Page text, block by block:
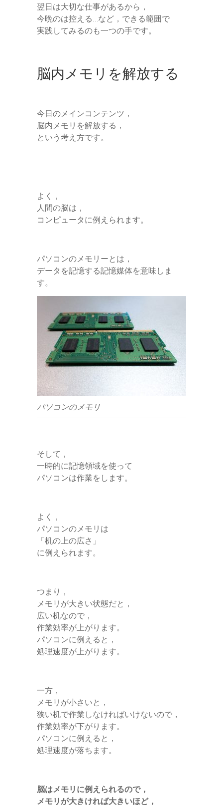
翌日は大切な仕事があるから，
今晩のは控える…など，できる範囲で
実践してみるのも一つの手です。
脳内メモリを解放する
今日のメインコンテンツ，
脳内メモリを解放する，
という考え方です。
よく，
人間の脳は，
コンピュータに例えられます。
パソコンのメモリーとは，
データを記憶する記憶媒体を意味しま
す。
パソコンのメモリ
そして，
一時的に記憶領域を使って
パソコンは作業をします。
よく，
パソコンのメモリは
「机の上の広さ」
に例えられます。
つまり，
メモリが大きい状態だと，
広い机なので，
作業効率が上がります。
パソコンに例えると，
処理速度が上がります。
一方，
メモリが小さいと，
狭い机で作業しなければいけないので，
作業効率が下がります。
パソコンに例えると，
処理速度が落ちます。
脳はメモリに例えられるので，
メモリが大きければ大きいほど，